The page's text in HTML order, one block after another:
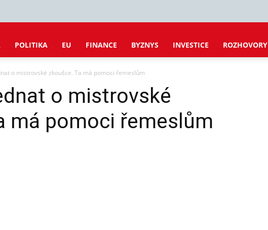
POLITIKA EU FINANCE BYZNYS INVESTICE ROZHOVORY
o mistrovské zkoušce. Ta má pomoci řemeslům
o mistrovské
má pomoci řemeslům